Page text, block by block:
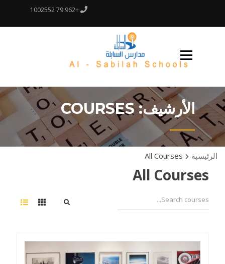
content
+962 79 1002552
مدارس السابلة
الأرشيف:COURSES
الرئيسية All Courses
All Courses